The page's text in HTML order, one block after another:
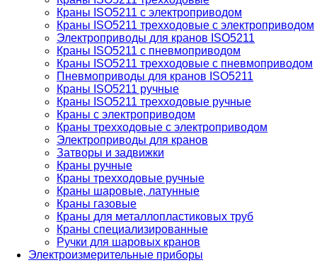
Краны ISO5211 с электроприводом
Краны ISO5211 трехходовые с электроприводом
Электроприводы для кранов ISO5211
Краны ISO5211 с пневмоприводом
Краны ISO5211 трехходовые с пневмоприводом
Пневмоприводы для кранов ISO5211
Краны ISO5211 ручные
Краны ISO5211 трехходовые ручные
Краны с электроприводом
Краны трехходовые с электроприводом
Электроприводы для кранов
Затворы и задвижки
Краны ручные
Краны трехходовые ручные
Краны шаровые, латунные
Краны газовые
Краны для металлопластиковых труб
Краны специализированные
Ручки для шаровых кранов
Электроизмерительные приборы